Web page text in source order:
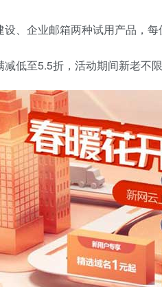
设、企业邮箱两种试用产品，
减低至5.5折，活动期间新老不限